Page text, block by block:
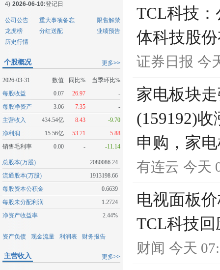
4) 2026-06-10:登记日
公司公告 重大事项备忘
限售解禁
龙虎榜
分红送配
业绩预告
历史行情
更多>>
个股概况
2026-03-31 数值 同比%
当季环比%
每股收益
0.07 26.97
-
每股净资产
3.06 7.35
-
主营收入
434.54亿 8.43
-9.70
净利润
15.56亿 53.71
5.88
销售毛利率
0.00 - -11.14
总股本(万股)
2080086.24
流通股本(万股)
1913198.66
每股资本公积金
0.6639
每股未分配利润
1.2724
净资产收益率
2.44%
资产负债 现金流量 利润表 财务报告
更多>>
主营收入
TCL科技
体科技股
证券日报 今
家电板块
(159192)
申购，家
有连云 今天
电视面板
TCL科技回
财闻 今天